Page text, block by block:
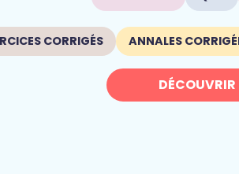
CORRIGÉS ANNALES
DÉCOUVRIR